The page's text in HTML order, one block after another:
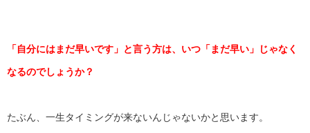
「自分にはまだ早いです」と言う方は、いつ「まだ早い」 じゃなく
なるのでしょうか？
たぶん、一生タイミングが来ないんじゃないかと思います。